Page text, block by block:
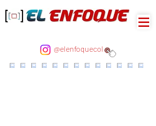
@elenfoquecol